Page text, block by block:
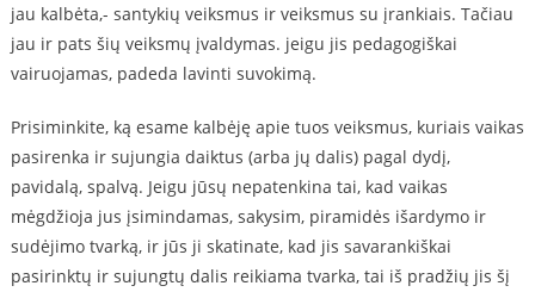
jau kalbėta,- santykių veiksmus ir veiksmus su įrankiais. Tačiau
jau ir pats šių veiksmų įvaldymas. jeigu jis pedagogiškai
vairuojamas, padeda lavinti suvokimą.
Prisiminkite, ką esame kalbėję apie tuos veiksmus, kuriais vaikas
pasirenka ir sujungia daiktus (arba jų dalis) pagal dydį,
pavidalą, spalvą. Jeigu jūsų nepatenkina tai, kad vaikas
mėgdžioja jus įsimindamas, sakysim, piramidės išardymo ir
sudėjimo tvarką, ir jūs ji skatinate, kad jis savarankiškai
pasirinktų ir sujungtų dalis reikiama tvarka, tai iš pradžių jis šį